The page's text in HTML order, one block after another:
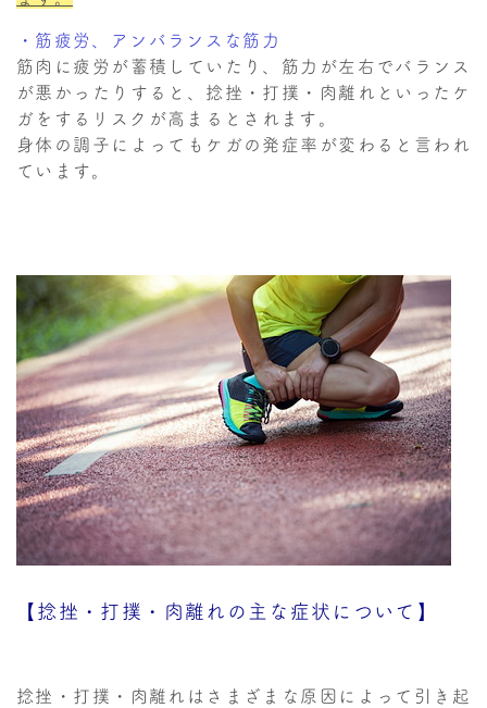
・筋疲労、アンバランスな筋力
筋肉に疲労が蓄積していたり、筋力が左右でバランス
が悪かったりすると、捻挫・打撲・肉離れといったケ
ガをするリスクが高まるとされます。
身体の調子によってもケガの発症率が変わると言われ
ています。
【捻挫・打撲・肉離れの主な症状について】
捻挫・打撲・肉離れはさまざまな原因によって引き起